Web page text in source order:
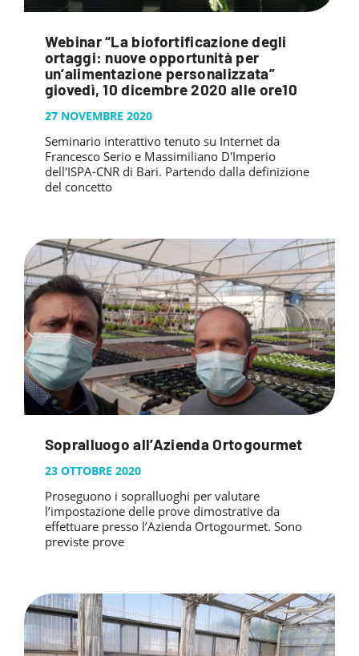
Webinar “La biofortificazione degli
ortaggi: nuove opportunità per
un’alimentazione personalizzata”
giovedì, 10 dicembre 2020 alle ore10
27 NOVEMBRE 2020
Seminario interattivo tenuto su Internet da
Francesco Serio e Massimiliano D'Imperio
dell'ISPA-CNR di Bari. Partendo dalla definizione
del concetto
Sopralluogo all’Azienda Ortogourmet
23 OTTOBRE 2020
Proseguono i sopralluoghi per valutare
l’impostazione delle prove dimostrative da
effettuare presso l’Azienda Ortogourmet. Sono
previste prove